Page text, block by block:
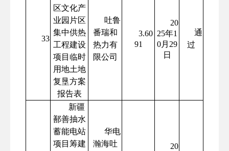
33
区文化产
业园片区
集中供热
工程建设
项目临时
用地土地
复垦方案
报告表
吐鲁
番瑞和
热力有
限公司
3.60
91
20
25年1
0月29
日
通
过
新疆
鄯善抽水
蓄能电站
项目筹建
华电
瀚海吐
20